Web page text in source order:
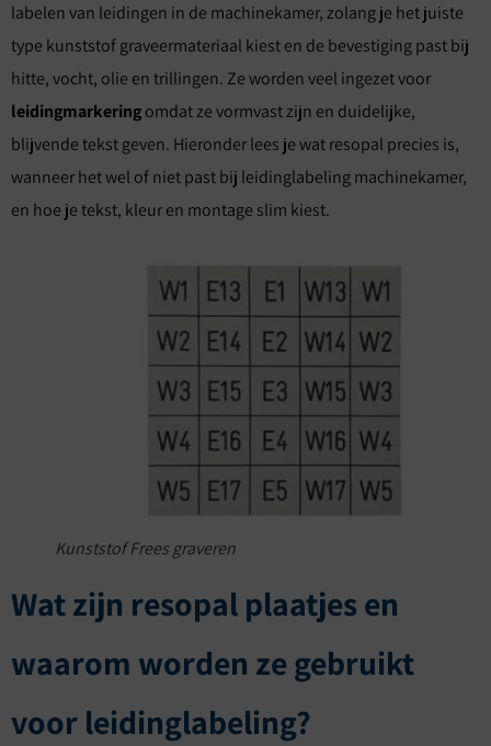
labelen van leidingen in de machinekamer, zolang je het juiste
type kunststof graveermateriaal kiest en de bevestiging past bij
hitte, vocht, olie en trillingen. Ze worden veel ingezet voor
leidingmarkeringomdat ze vormvast zijn en duidelijke,
blijvende tekst geven. Hieronder lees je wat resopal precies is,
wanneer het wel of niet past bij leidinglabeling machinekamer,
en hoe je tekst, kleur en montage slim kiest.
Kunststof Frees graveren
Wat zijn resopal plaatjes en
waarom worden ze gebruikt
voor leidinglabeling?